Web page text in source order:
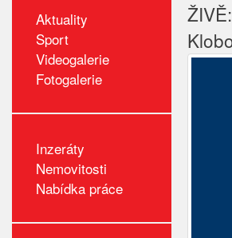
Aktuality
Sport
Videogalerie
Fotogalerie
Inzeráty
Nemovitosti
Nabídka práce